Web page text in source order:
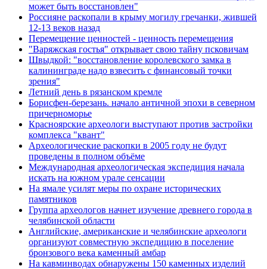
может быть восстановлен"
Россияне раскопали в крыму могилу гречанки, жившей
12-13 веков назад
Перемещение ценностей - ценность перемещения
"Варяжская гостья" открывает свою тайну псковичам
Швыдкой: "восстановление королевского замка в
калининграде надо взвесить с финансовый точки
зрения"
Летний день в рязанском кремле
Борисфен-березань. начало античной эпохи в северном
причерноморье
Красноярские археологи выступают против застройки
комплекса "квант"
Археологические раскопки в 2005 году не будут
проведены в полном объёме
Международная археологическая экспедиция начала
искать на южном урале сенсации
На ямале усилят меры по охране исторических
памятников
Группа археологов начнет изучение древнего города в
челябинской области
Английские, американские и челябинские археологи
организуют совместную экспедицию в поселение
бронзового века каменный амбар
На кавминводах обнаружены 150 каменных изделий